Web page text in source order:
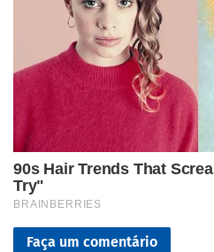
Faça um comentário